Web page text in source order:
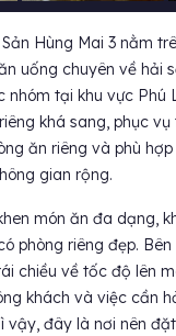
Hùng Mai 3 nằm
uống chuyên về hải
nhóm tại khu vực Phú
khá sang, phục
ăn riêng và phù
gian rộng.
món ăn đa dạng,
phòng riêng đẹp.
chiều về tốc độ lên
khách và việc cần
vậy, đây là nơi nên